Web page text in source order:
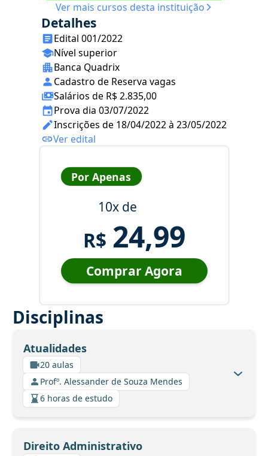
Ver mais cursos desta instituição
Detalhes
Edital 001/2022
Nível superior
Banca Quadrix
Cadastro de Reserva vagas
Salários de R$ 2.835,00
Prova dia 03/07/2022
Inscrições de 18/04/2022 à 23/05/2022
Ver edital
Por Apenas
10x de
R$ 24,99
Comprar Agora
Disciplinas
Atualidades
20 aulas
Profº. Alessander de Souza Mendes
6 horas de estudo
Direito Administrativo